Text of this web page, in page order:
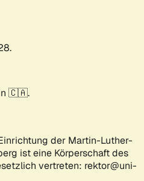
🇨🇦.
der Martin-Luther-
ist eine Körperschaft des
vertreten: rektor@uni-